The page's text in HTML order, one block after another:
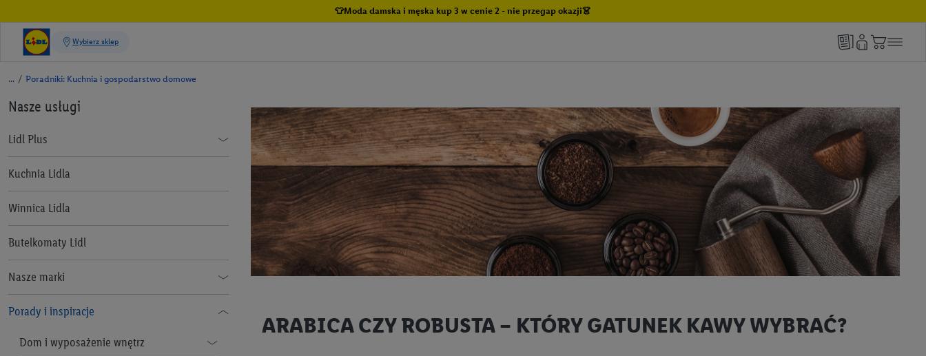
👕Moda damska i męska kup 3 w cenie 2 - nie przegap okazji👗
/ Poradniki: Kuchnia i gospodarstwo domowe
Nasze usługi
Lidl Plus
Jak korzystać z aplikacji Lidl Plus
Lidl Pay
Benefit Plus
Informacje prawne
Regulamin „Lidl Plus”
Polityka prywatności Lidl Plus
Pomoc
Kuchnia Lidla
Winnica Lidla
Butelkomaty Lidl
Nasze marki
Alesto
Argus
Porady i inspiracje
Dom i wyposażenie wnętrz
ARABICA CZY ROBUSTA – KTÓRY GATUNEK KAWY WYBRAĆ?